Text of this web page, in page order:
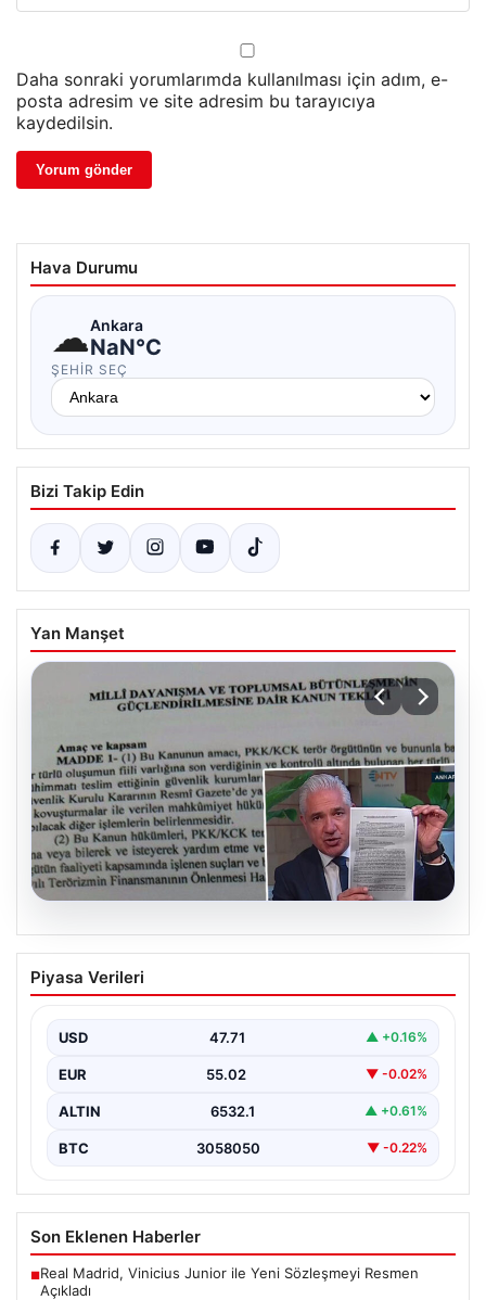
Daha sonraki yorumlarımda kullanılması için adım, e-
posta adresim ve site adresim bu tarayıcıya
kaydedilsin.
Hava Durumu
☁Ankara
NaN°C
ŞEHIR SEÇ
Bizi Takip Edin
Yan Manşet
Süreç yasası teklifi tamamlandı. İşte
madde madde kanun teklifi ve
Piyasa Verileri
USD 47.71 ▲ +0.16%
EUR 55.02 ▼ -0.02%
ALTIN 6532.1 ▲ +0.61%
BTC 3058050 ▼ -0.22%
Son Eklenen Haberler
■Real Madrid, Vinicius Junior ile Yeni Sözleşmeyi Resmen
Açıkladı